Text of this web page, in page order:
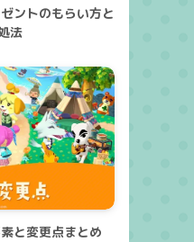
ントのもらい方と
法
と変更点まとめ